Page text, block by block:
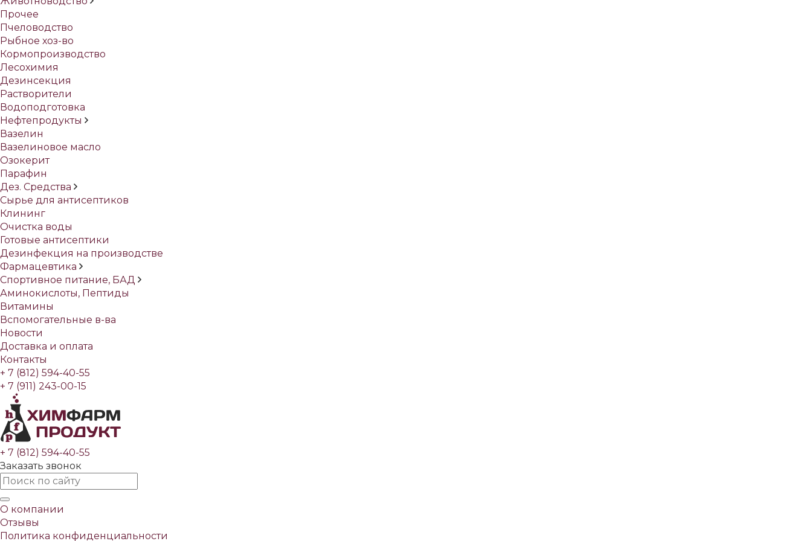
Прочее
Пчеловодство
Рыбное хоз-во
Кормопроизводство
Лесохимия
Дезинсекция
Растворители
Водоподготовка
Нефтепродукты
Вазелин
Вазелиновое масло
Озокерит
Парафин
Дез. Средства
Сырье для антисептиков
Клининг
Очистка воды
Готовые антисептики
Дезинфекция на производстве
Фармацевтика
Спортивное питание, БАД
Аминокислоты, Пептиды
Витамины
Вспомогательные в-ва
Новости
Доставка и оплата
Контакты
+ 7 (812) 594-40-55
+ 7 (911) 243-00-15
+ 7 (812) 594-40-55
Заказать звонок
О компании
Отзывы
Политика конфиденциальности